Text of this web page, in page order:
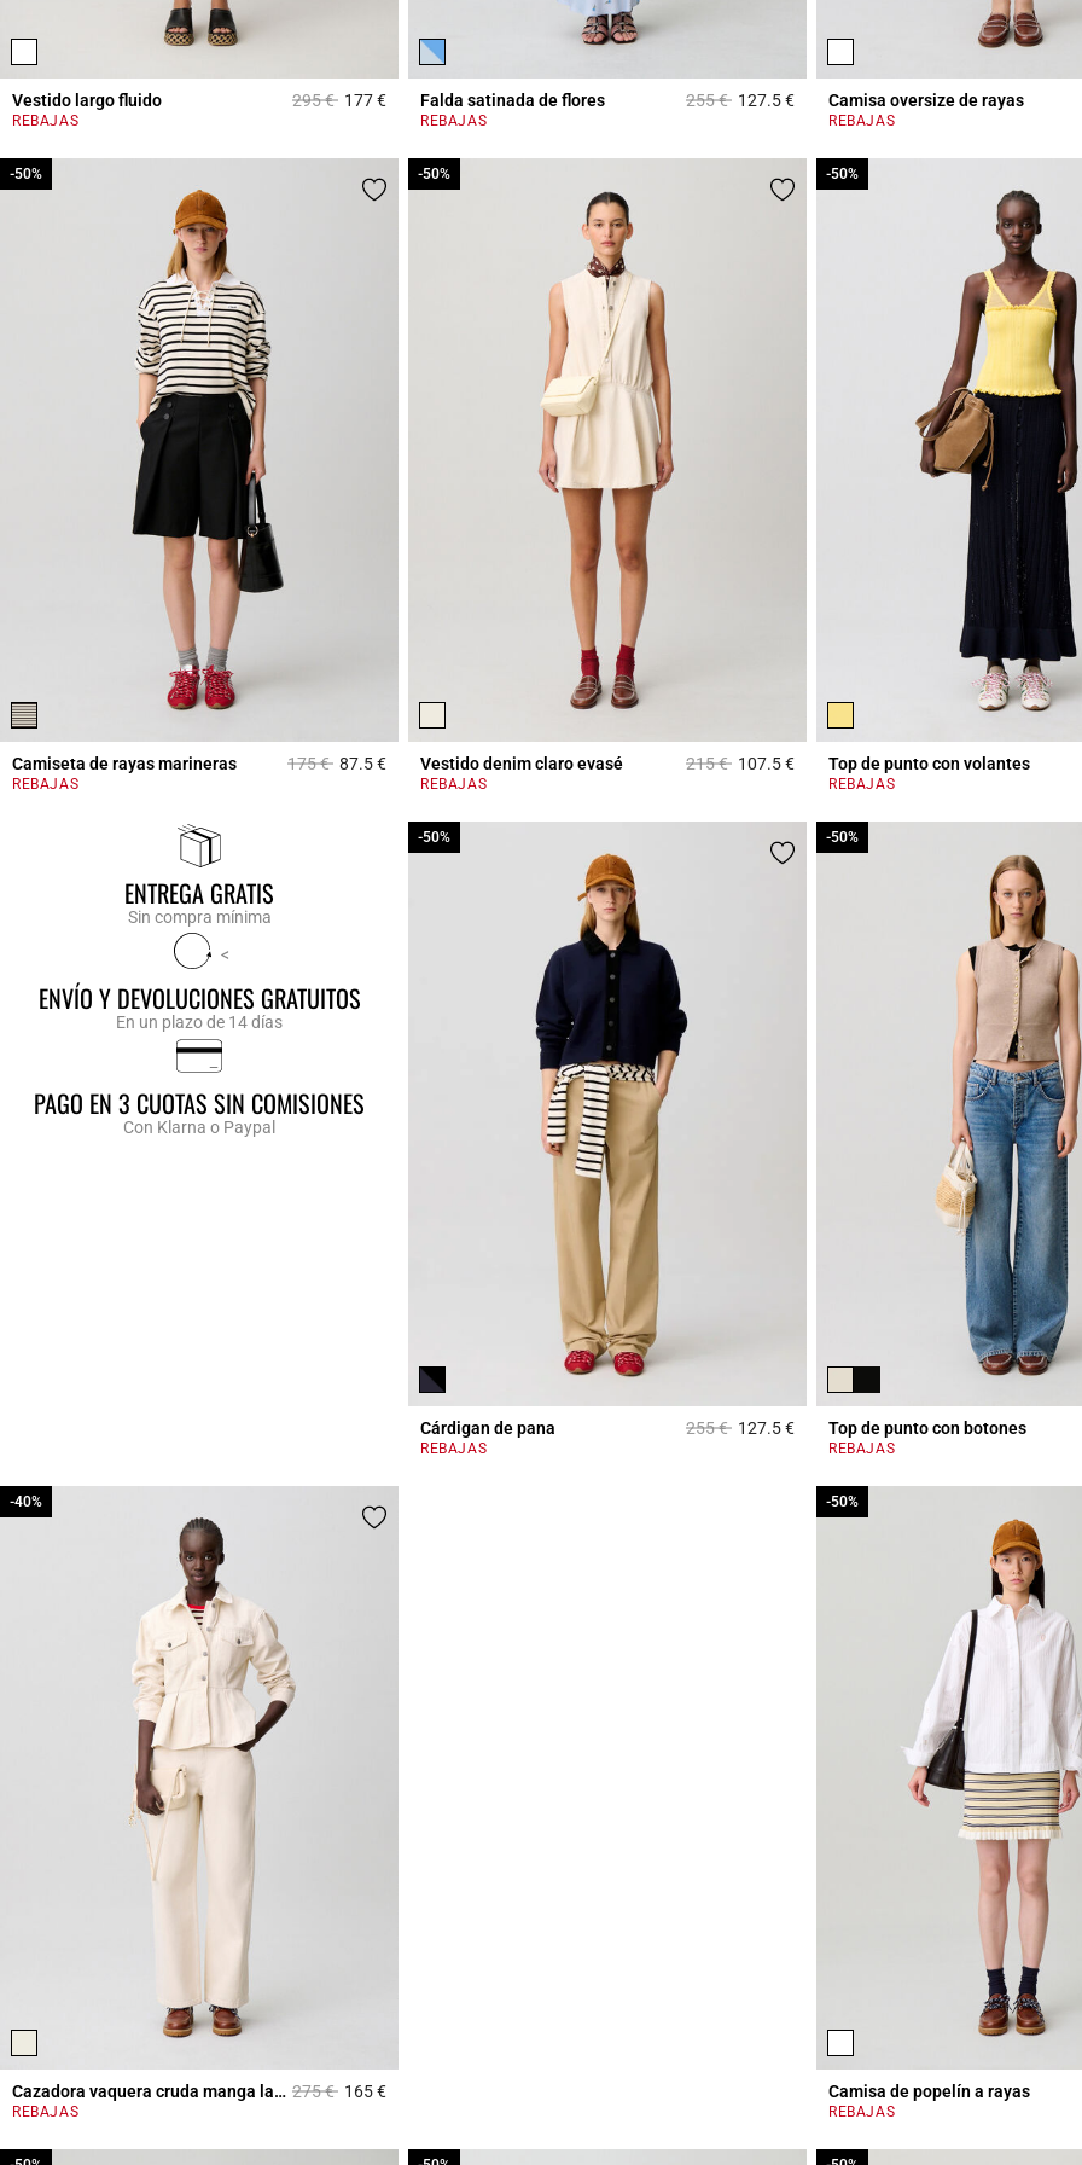
Vestido largo fluido Price reduced from
295 €to177 €5 out of 5 Customer Rating
REBAJAS
Falda satinada de flores Price reduced from
255 €to127.5 €4,4 out of 5 Customer Rating
REBAJAS
Camisa oversize de rayas
REBAJAS
Camiseta de rayas marineras Price reduced from
175 €to
-50%
87.5 €5 out of 5 Customer Rating
REBAJAS
-50%
Vestido denim claro evasé Price reduced from
215 €to
-50%
107.5 €4,6 out of 5 Customer Rating
REBAJAS
-50%
Top de punto con volantes
-50%
REBAJAS
-50%
ENTREGA GRATIS
Sin compra mínima
<
ENVÍO Y DEVOLUCIONES GRATUITOS
En un plazo de 14 días
PAGO EN 3 CUOTAS SIN COMISIONES
Con Klarna o Paypal
Cárdigan de pana Price reduced from
255 €to
-50%
127.5 €3,2 out of 5 Customer Rating
REBAJAS
-50%
Top de punto con botones
-50%
REBAJAS
-50%
Cazadora vaquera cruda manga larga Price reduced from
275 €to
-40%
165 €3,1 out of 5 Customer Rating
REBAJAS
-40%
Camisa de popelín a rayas
-50%
REBAJAS
-50%